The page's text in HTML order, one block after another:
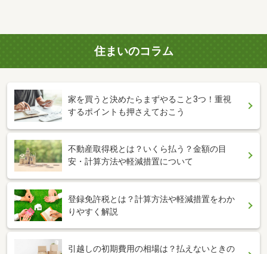
住まいのコラム
家を買うと決めたらまずやること3つ！重視
するポイントも押さえておこう
不動産取得税とは？いくら払う？金額の目
安・計算方法や軽減措置について
登録免許税とは？計算方法や軽減措置をわか
りやすく解説
引越しの初期費用の相場は？払えないときの